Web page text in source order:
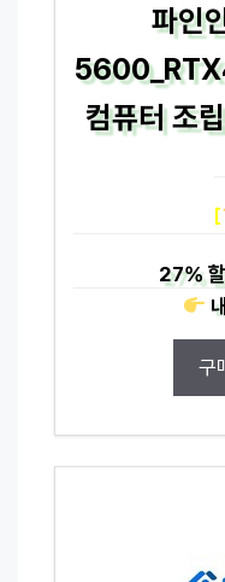
파인
컴퓨터 조
[
27%
구